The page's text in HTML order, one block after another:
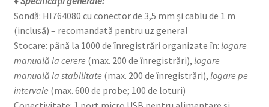
Sondă: HI764080 cu conector de 3,5 mm și cablu de 1 m
(inclusă) – recomandată pentru uz general
Stocare: până la 1000 de înregistrări organizate în: logare
manuală la cerere (max. 200 de înregistrări), logare
manuală la stabilitate (max. 200 de înregistrări), logare pe
intervale (max. 600 de probe; 100 de loturi)